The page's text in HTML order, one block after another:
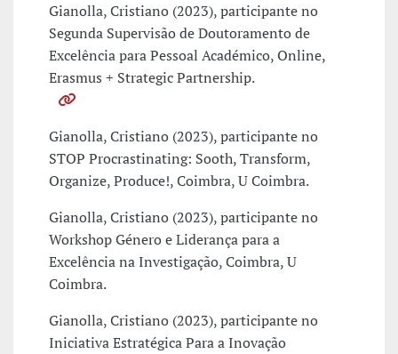
Gianolla, Cristiano (2023), participante no
Segunda Supervisão de Doutoramento de
Excelência para Pessoal Académico, Online,
Erasmus + Strategic Partnership.
Gianolla, Cristiano (2023), participante no
STOP Procrastinating: Sooth, Transform,
Organize, Produce!, Coimbra, U Coimbra.
Gianolla, Cristiano (2023), participante no
Workshop Género e Liderança para a
Excelência na Investigação, Coimbra, U
Coimbra.
Gianolla, Cristiano (2023), participante no
Iniciativa Estratégica Para a Inovação